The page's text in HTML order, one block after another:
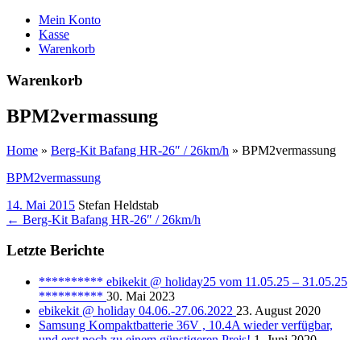
Mein Konto
Kasse
Warenkorb
Warenkorb
BPM2vermassung
Home » Berg-Kit Bafang HR-26″ / 26km/h » BPM2vermassung
BPM2vermassung
14. Mai 2015 Stefan Heldstab
← Berg-Kit Bafang HR-26″ / 26km/h
Letzte Berichte
********** ebikekit @ holiday25 vom 11.05.25 – 31.05.25
********** 30. Mai 2023
ebikekit @ holiday 04.06.-27.06.2022 23. August 2020
Samsung Kompaktbatterie 36V , 10.4A wieder verfügbar,